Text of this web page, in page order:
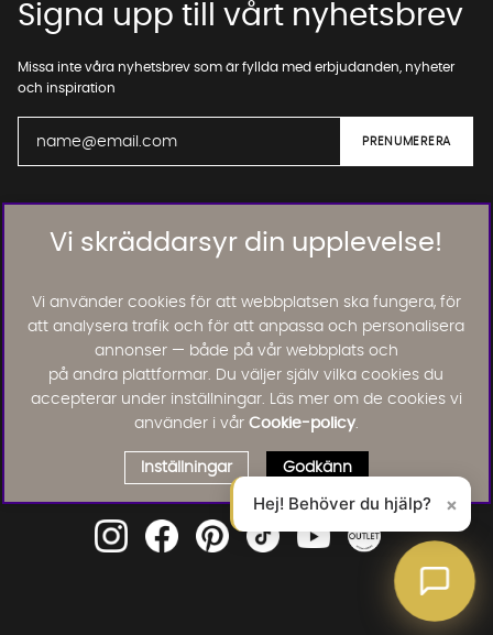
Vi skräddarsyr din upplevelse!
Vi använder cookies för att webbplatsen ska fungera, för
att analysera trafik och för att anpassa och personalisera
annonser — både på vår webbplats och
på andra plattformar. Du väljer själv vilka cookies du
accepterar under inställningar. Läs mer om de cookies vi
använder i vår Cookie-policy.
Inställningar Godkänn
Signa upp till vårt nyhetsbrev
Missa inte våra nyhetsbrev som är fyllda med erbjudanden, nyheter
och inspiration
Läs och lämna kundomdömen:
Hej! Behöver du hjälp? ×